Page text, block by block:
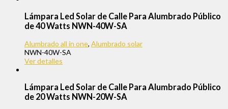
Lámpara Led Solar de Calle Para Alumbrado Público
de 40 Watts NWN-40W-SA
Alumbrado all in one, Alumbrado solar
NWN-40W-SA
Ver detalles
Lámpara Led Solar de Calle Para Alumbrado Público
de 20 Watts NWN-20W-SA